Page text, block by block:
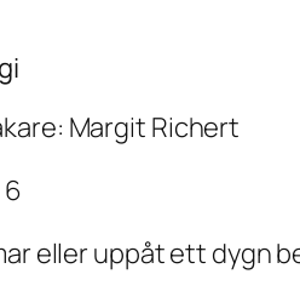
Margit Richert
eller uppåt ett dygn